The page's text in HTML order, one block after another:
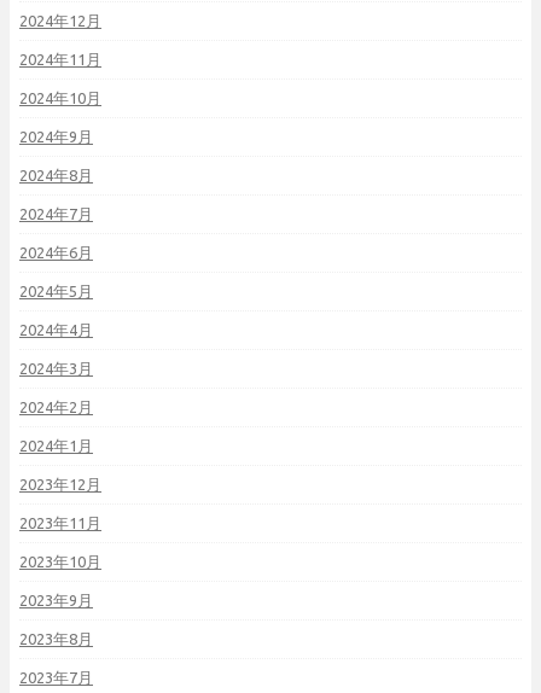
2024年12月
2024年11月
2024年10月
2024年9月
2024年8月
2024年7月
2024年6月
2024年5月
2024年4月
2024年3月
2024年2月
2024年1月
2023年12月
2023年11月
2023年10月
2023年9月
2023年8月
2023年7月